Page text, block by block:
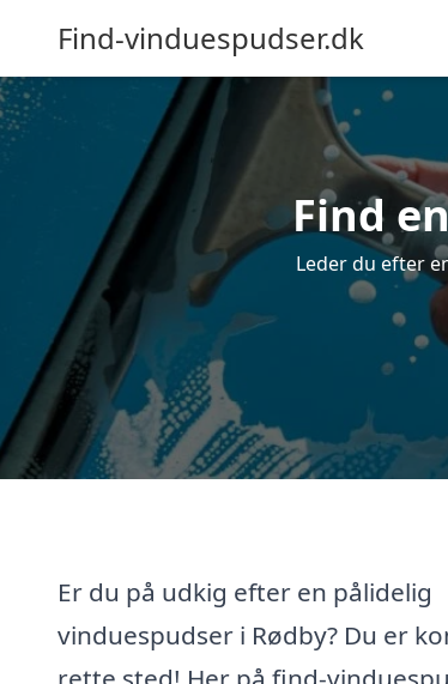
Find-vinduespudser.dk
Find
Leder du efter
Er du på udkig efter en pålidelig
vinduespudser i Rødby? Du er